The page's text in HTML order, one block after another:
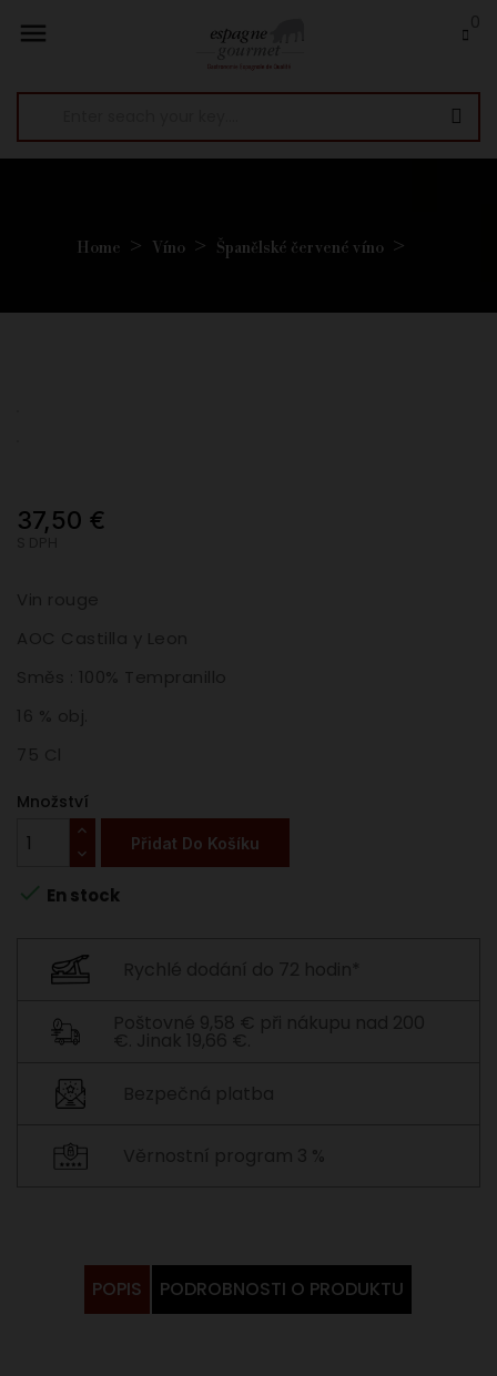

Home Víno Španělské červené víno
37,50 €
Množství
Přidat Do Košíku
 En stock
POPIS PODROBNOSTI O PRODUKTU